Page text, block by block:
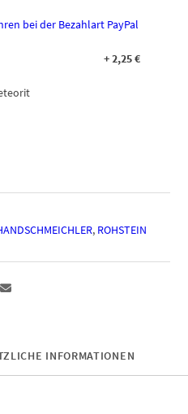
bei der Bezahlart PayPal
+2,25€
, ROHSTEIN
INFORMATIONEN